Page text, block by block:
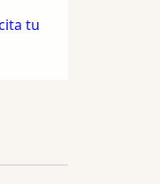
tu